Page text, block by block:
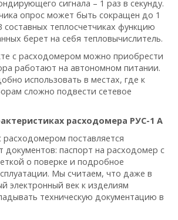
сигнала – 1 раз в секунду.
опрос может быть сокращен до 1
составных теплосчетчиках функцию
берет на себя тепловычислитель.
с расходомером можно приобрести
работают на автономном питании.
использовать в местах, где к
сложно подвести сетевое
расходомера РУС-1 А
поставляется
документов: паспорт на расходомер с
о поверке и подробное
Мы считаем, что даже в
электронный век к изделиям
техническую документацию в